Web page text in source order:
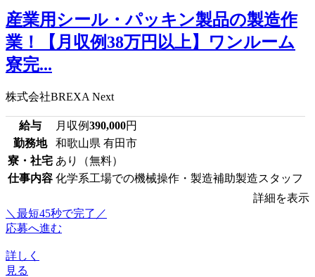
産業用シール・パッキン製品の製造作
業！【月収例38万円以上】ワンルーム
寮完...
株式会社BREXA Next
給与 月収例390,000円
勤務地
和歌山県 有田市
寮・社宅 あり（無料）
仕事内容 化学系工場での機械操作・製造補助製造スタッフ
詳細を表示
＼最短45秒で完了／
応募へ進む
詳しく
見る